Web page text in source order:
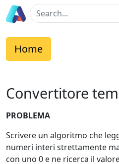
Home
Convertitore
PROBLEMA
Scrivere un algoritmo che
numeri interi strettamente
con uno 0 e ne ricerca il